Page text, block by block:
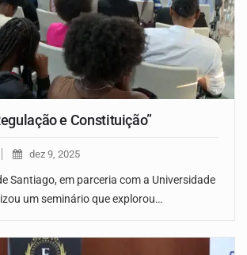
e Constituição”
dez 9, 2025
Santiago, em parceria com a Universidade
um seminário que explorou…